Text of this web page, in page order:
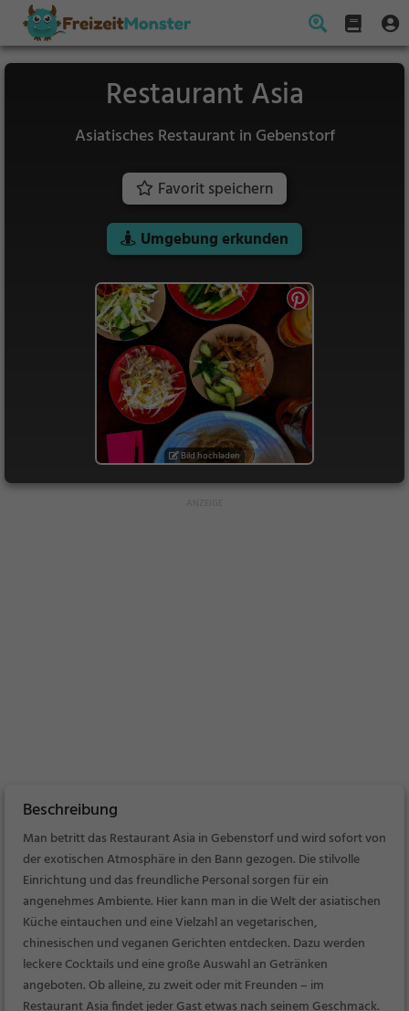
Restaurant Asia
Asiatisches Restaurant in Gebenstorf
Favorit speichern
Umgebung erkunden
Bild hochladen
Beschreibung
Man betritt das Restaurant Asia in Gebenstorf und wird sofort von
der exotischen Atmosphäre in den Bann gezogen. Die stilvolle
Einrichtung und das freundliche Personal sorgen für ein
angenehmes Ambiente. Hier kann man in die Welt der asiatischen
Küche eintauchen und eine Vielzahl an vegetarischen,
chinesischen und veganen Gerichten entdecken. Dazu werden
leckere Cocktails und eine große Auswahl an Getränken
angeboten. Ob alleine, zu zweit oder mit Freunden – im